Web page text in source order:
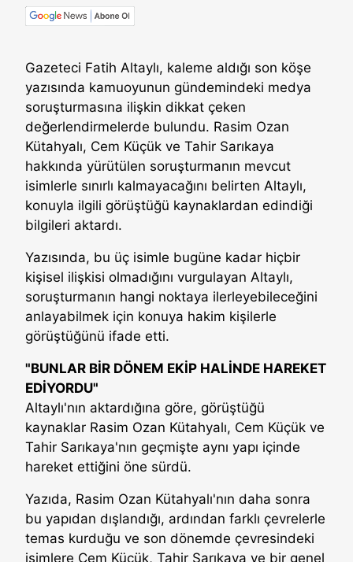
Gazeteci Fatih Altaylı, kaleme aldığı son köşe
yazısında kamuoyunun gündemindeki medya
soruşturmasına ilişkin dikkat çeken
değerlendirmelerde bulundu. Rasim Ozan
Kütahyalı, Cem Küçük ve Tahir Sarıkaya
hakkında yürütülen soruşturmanın mevcut
isimlerle sınırlı kalmayacağını belirten Altaylı,
konuyla ilgili görüştüğü kaynaklardan edindiği
bilgileri aktardı.
Yazısında, bu üç isimle bugüne kadar hiçbir
kişisel ilişkisi olmadığını vurgulayan Altaylı,
soruşturmanın hangi noktaya ilerleyebileceğini
anlayabilmek için konuya hakim kişilerle
görüştüğünü ifade etti.
"BUNLAR BİR DÖNEM EKİP HALİNDE HAREKET
EDİYORDU"
Altaylı'nın aktardığına göre, görüştüğü
kaynaklar Rasim Ozan Kütahyalı, Cem Küçük ve
Tahir Sarıkaya'nın geçmişte aynı yapı içinde
hareket ettiğini öne sürdü.
Yazıda, Rasim Ozan Kütahyalı'nın daha sonra
bu yapıdan dışlandığı, ardından farklı çevrelerle
temas kurduğu ve son dönemde çevresindeki
isimlere Cem Küçük, Tahir Sarıkaya ve bir genel